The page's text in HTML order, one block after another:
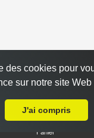
fromage, poulet,
barbecue
Panier
des cookies pour
sur notre site Web
J'ai compris